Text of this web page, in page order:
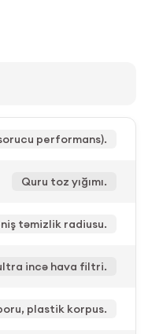
performans).
Quru toz yığımı.
təmizlik radiusu.
incə hava filtri.
plastik korpus.